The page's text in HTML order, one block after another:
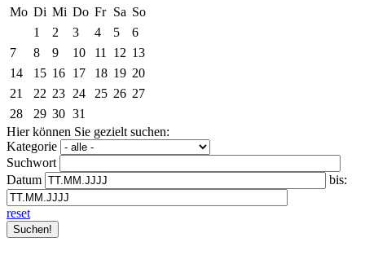
Mo Di Mi Do Fr Sa So
1
2 3 4 5
6
7
8 9 10 11 12 13
14
15 16 17 18 19 20
21
22 23 24 25 26 27
28
29 30 31
Hier können Sie gezielt suchen:
Kategorie
Suchwort
Datum
bis:
reset